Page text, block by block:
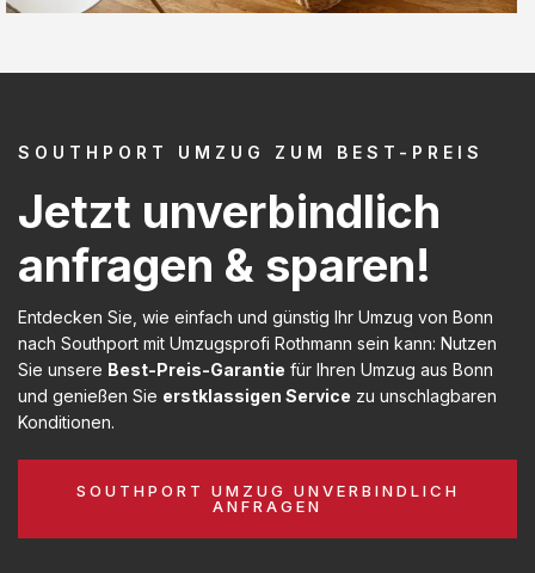
SOUTHPORT UMZUG ZUM BEST-PREIS
Jetzt unverbindlich
anfragen & sparen!
Entdecken Sie, wie einfach und günstig Ihr Umzug von Bonn
nach Southport mit Umzugsprofi Rothmann sein kann: Nutzen
Sie unsere Best-Preis-Garantie für Ihren Umzug aus Bonn
und genießen Sie erstklassigen Service zu unschlagbaren
Konditionen.
SOUTHPORT UMZUG UNVERBINDLICH
ANFRAGEN